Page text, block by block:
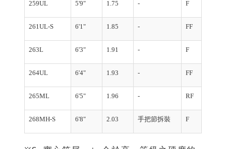
259UL 5'9" 1.75 - F
261UL-S 6'1" 1.85 - FF
263L 6'3" 1.91 - F
264UL 6'4" 1.93 - FF
265ML 6'5" 1.96 - RF
268MH-S 6'8" 2.03 手把節拆裝 F